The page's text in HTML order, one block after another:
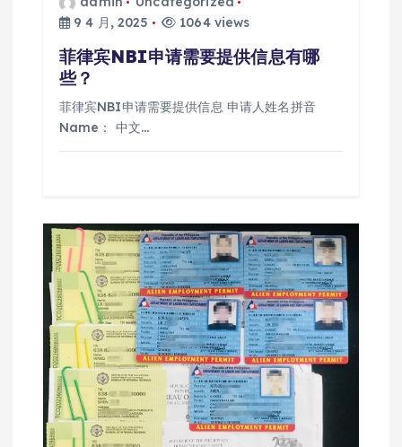
9 4 月, 2025
1064 views
菲律宾NBI申请需要提供信息有哪
些？
菲律宾NBI申请需要提供信息 申请人姓名拼音
Name： 中文…